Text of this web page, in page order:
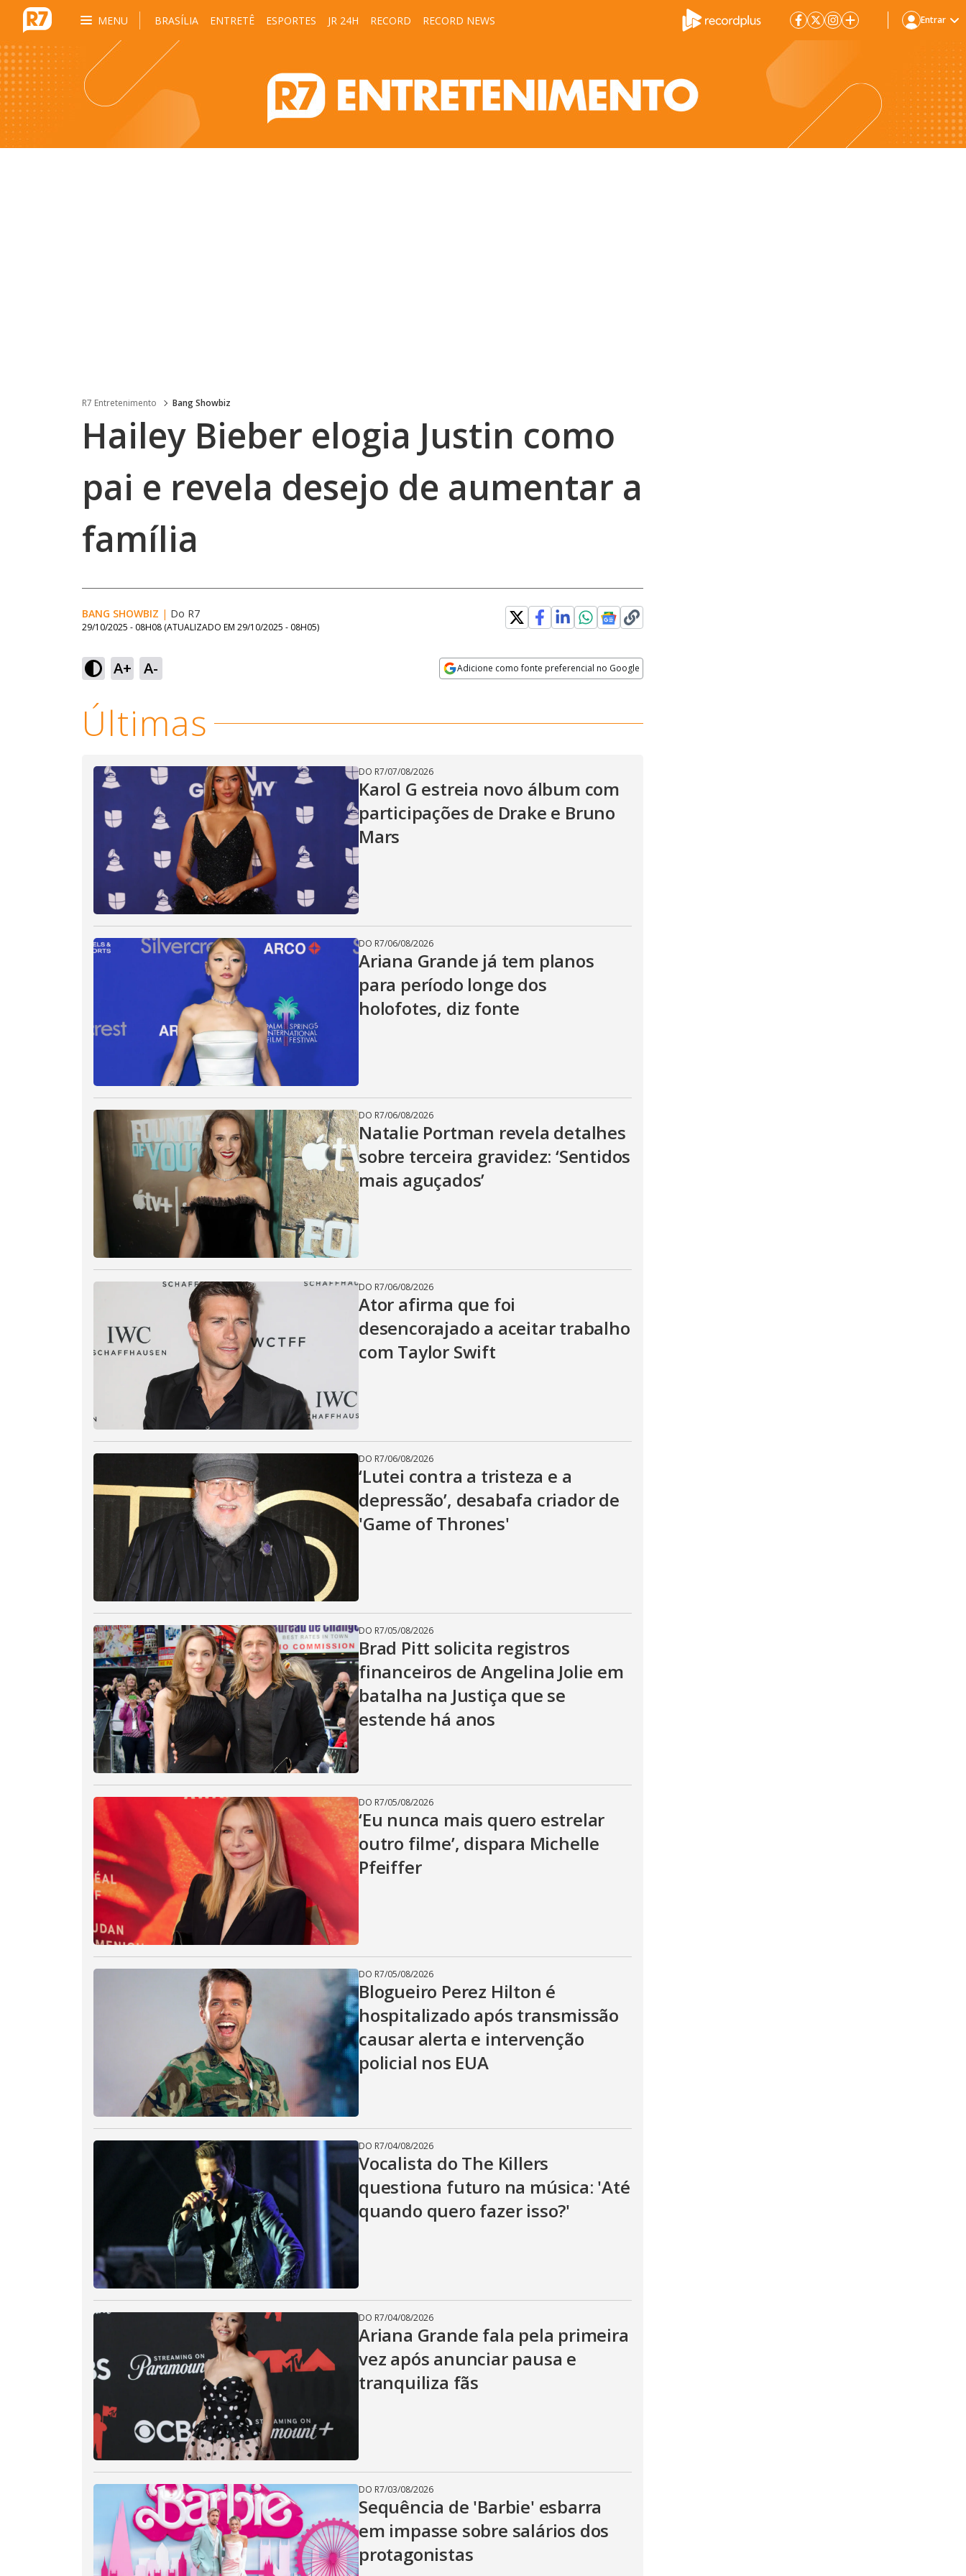
MENU BRASÍLIA ENTRETÊ ESPORTES JR 24H RECORD RECORD NEWS Entrar
R7 Entretenimento Bang Showbiz
Hailey Bieber elogia Justin como
pai e revela desejo de aumentar a
família
BANG SHOWBIZ | Do R7
29/10/2025 - 08H08 (ATUALIZADO EM 29/10/2025 - 08H05)
A+ A- Adicione como fonte preferencial no Google
Ativar
Som
Velocidade
Últimas
DO R7/07/08/2026
Karol G estreia novo álbum com
participações de Drake e Bruno
Mars
DO R7/06/08/2026
Ariana Grande já tem planos
para período longe dos
holofotes, diz fonte
DO R7/06/08/2026
Natalie Portman revela detalhes
sobre terceira gravidez: ‘Sentidos
mais aguçados’
DO R7/06/08/2026
Ator afirma que foi
desencorajado a aceitar trabalho
com Taylor Swift
DO R7/06/08/2026
‘Lutei contra a tristeza e a
depressão’, desabafa criador de
'Game of Thrones'
DO R7/05/08/2026
Brad Pitt solicita registros
financeiros de Angelina Jolie em
batalha na Justiça que se
estende há anos
DO R7/05/08/2026
‘Eu nunca mais quero estrelar
outro filme’, dispara Michelle
Pfeiffer
DO R7/05/08/2026
Blogueiro Perez Hilton é
hospitalizado após transmissão
causar alerta e intervenção
policial nos EUA
DO R7/04/08/2026
Vocalista do The Killers
questiona futuro na música: 'Até
quando quero fazer isso?'
DO R7/04/08/2026
Ariana Grande fala pela primeira
vez após anunciar pausa e
tranquiliza fãs
DO R7/03/08/2026
Sequência de 'Barbie' esbarra
em impasse sobre salários dos
protagonistas